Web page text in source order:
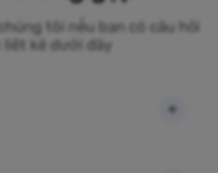
tôi nếu bạn có câu hỏi
kê dưới đây